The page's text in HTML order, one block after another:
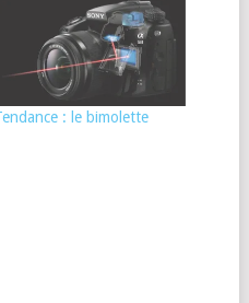
: le bimolette